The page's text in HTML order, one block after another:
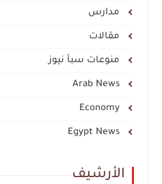
مدارس
مقالات
منوعات سبأ نيوز
Arab News
Economy
Egypt News
الأرشيف